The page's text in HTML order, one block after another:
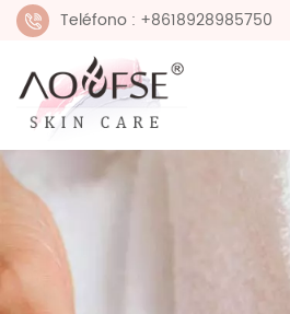
Teléfono : +8618928985750